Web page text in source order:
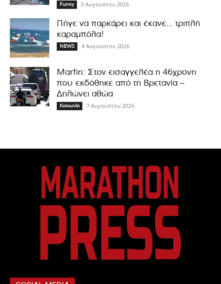
Funny 3 Αυγούστου 2026
Πήγε να παρκάρει και έκανε… τριπλή
καραμπόλα!
NEWS 4 Αυγούστου 2026
Marfin: Στον εισαγγελέα η 46χρονη
που εκδόθηκε από τη Βρετανία –
Δηλώνει αθώα
Κοινωνία 7 Αυγούστου 2026